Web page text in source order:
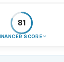
81
SCORE